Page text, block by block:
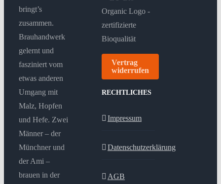
bringt’s
zusammen.
Brauhandwerk
gelernt und
fasziniert vom
etwas anderen
Umgang mit
Malz, Hopfen
und Hefe. Zwei
Männer – der
Münchner und
der Ami –
brauen in der
Vertrag
widerrufen
RECHTLICHES
Impressum
Datenschutzerklärung
AGB